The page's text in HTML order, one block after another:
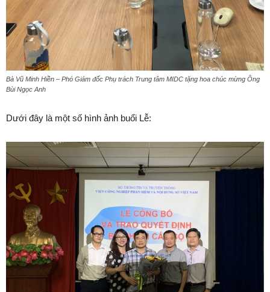
Bà Vũ Minh Hiền – Phó Giám đốc Phụ trách Trung tâm MIDC tặng hoa chúc mừng Ông
Bùi Ngọc Anh
Dưới đây là một số hình ảnh buổi Lễ: